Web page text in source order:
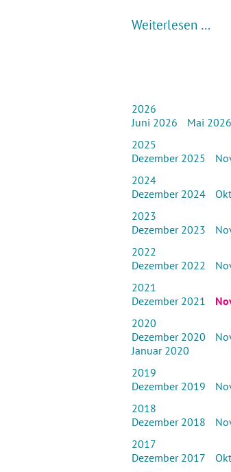
Weiterlesen …
2026
Juni 2026
Mai 2026
2025
Dezember 2025
2024
Dezember 2024
2023
Dezember 2023
2022
Dezember 2022
2021
Dezember 2021
2020
Dezember 2020
Januar 2020
2019
Dezember 2019
2018
Dezember 2018
2017
Dezember 2017